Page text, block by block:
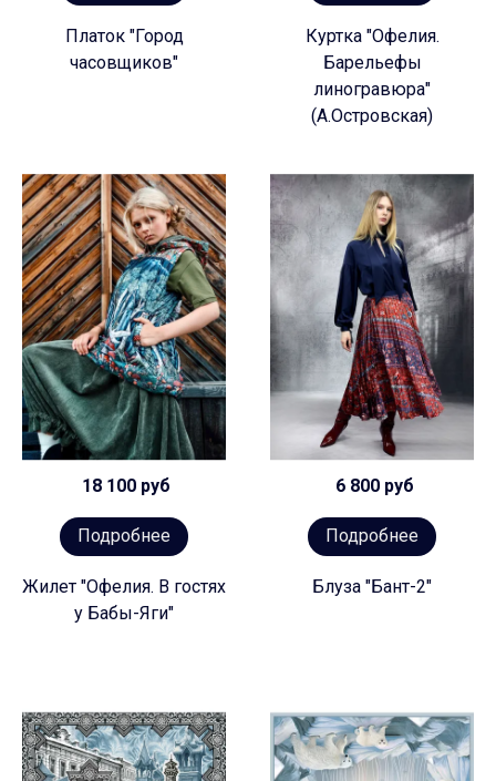
Платок "Город
часовщиков"
Куртка "Офелия.
Барельефы
линогравюра"
(А.Островская)
18 100 руб
Подробнее
Жилет "Офелия. В гостях
у Бабы-Яги"
6 800 руб
Подробнее
Блуза "Бант-2"